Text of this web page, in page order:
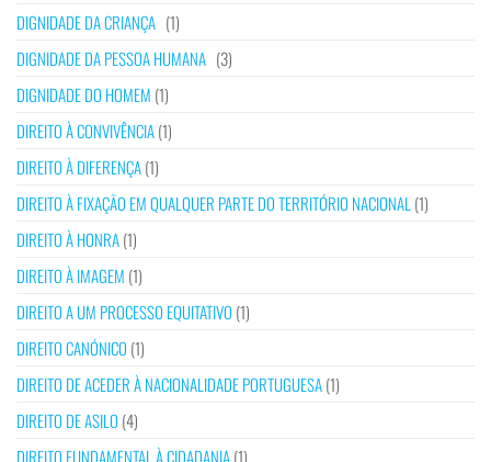
DIGNIDADE DA CRIANÇA (1)
DIGNIDADE DA PESSOA HUMANA (3)
DIGNIDADE DO HOMEM (1)
DIREITO À CONVIVÊNCIA(1)
DIREITO À DIFERENÇA(1)
DIREITO À FIXAÇÃO EM QUALQUER PARTE DO TERRITÓRIO NACIONAL (1)
DIREITO À HONRA(1)
DIREITO À IMAGEM (1)
DIREITO A UM PROCESSO EQUITATIVO (1)
DIREITO CANÓNICO (1)
DIREITO DE ACEDER À NACIONALIDADE PORTUGUESA(1)
DIREITO DE ASILO (4)
DIREITO FUNDAMENTAL À CIDADANIA(1)